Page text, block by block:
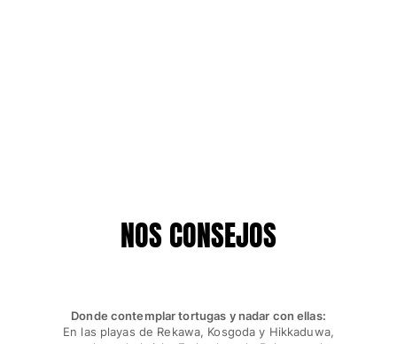
NOS CONSEJOS
Donde contemplar tortugas y nadar con ellas:
En las playas de Rekawa, Kosgoda y Hikkaduwa,